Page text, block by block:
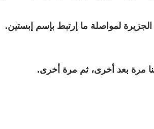
لمواصلة ما إرتبط بإسم إبستين.
مرة بعد أخرى، ثم مرة أخرى.